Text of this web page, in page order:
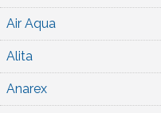
Air Aqua
Alita
Anarex